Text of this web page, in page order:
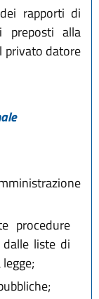
rapporti di
preposti alla
privato datore
procedure
liste di